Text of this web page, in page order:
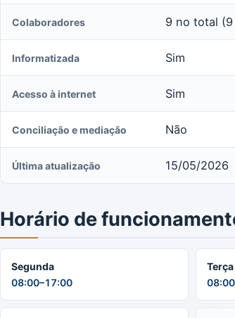
Colaboradores 9 no total (9
Informatizada Sim
Acesso à internet Sim
Conciliação e mediação Não
Última atualização 15/05/2026
Horário de
Segunda
08:00–17:00
Terça